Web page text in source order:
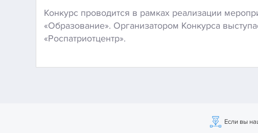
Конкурс проводится в рамках реализации
«Образование». Организатором Конкурса
«Роспатриотцентр».
Если вы